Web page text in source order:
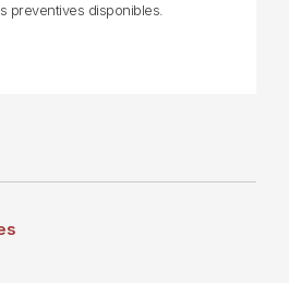
preventives disponibles.